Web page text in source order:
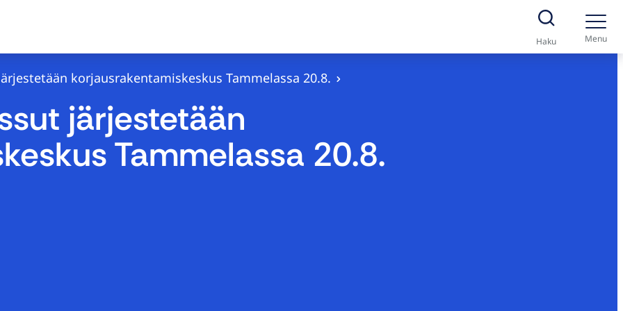
Haku Menu
korjausrakentamiskeskus Tammelassa 20.8.
järjestetään
Tammelassa 20.8.